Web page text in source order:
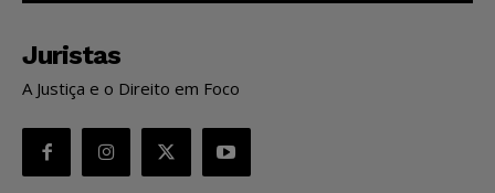
Juristas
A Justiça e o Direito em Foco